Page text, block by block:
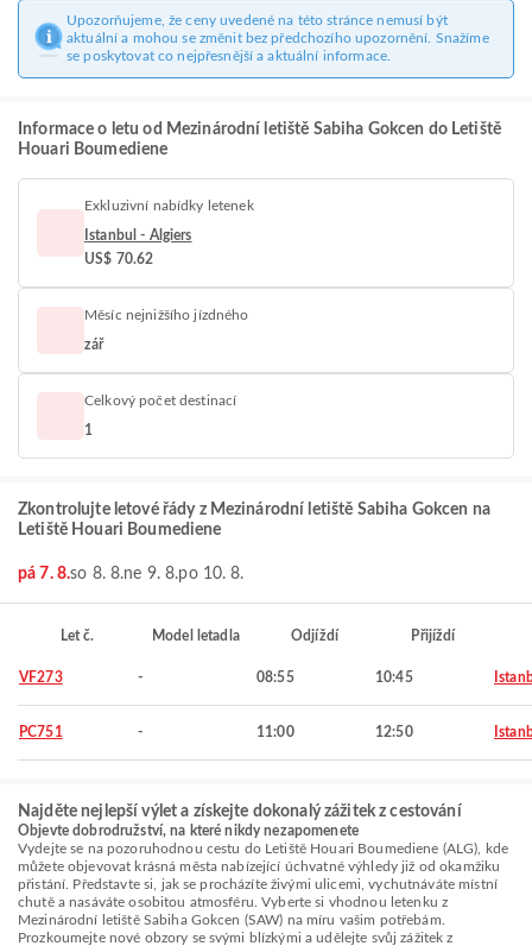
Upozorňujeme, že ceny uvedené na této stránce nemusí být
aktuální a mohou se změnit bez předchozího upozornění. Snažíme
se poskytovat co nejpřesnější a aktuální informace.
Informace o letu od Mezinárodní letiště Sabiha Gokcen do Letiště
Houari Boumediene
Exkluzivní nabídky letenek
Istanbul - Algiers
US$ 70.62
Měsíc nejnižšího jízdného
zář
Celkový počet destinací
1
Zkontrolujte letové řády z Mezinárodní letiště Sabiha Gokcen na
Letiště Houari Boumediene
pá 7. 8.so 8. 8.ne 9. 8.po 10. 8.
Let č. Model letadla Odjíždí Přijíždí
VF273 - 08:55 10:45
PC751 - 11:00 12:50
Najděte nejlepší výlet a získejte dokonalý zážitek z cestování
Objevte dobrodružství, na které nikdy nezapomenete
Vydejte se na pozoruhodnou cestu do Letiště Houari Boumediene (ALG), kde
můžete objevovat krásná města nabízející úchvatné výhledy již od okamžiku
přistání. Představte si, jak se procházíte živými ulicemi, vychutnáváte místní
chutě a nasáváte osobitou atmosféru. Vyberte si vhodnou letenku z
Mezinárodní letiště Sabiha Gokcen (SAW) na míru vašim potřebám.
Prozkoumejte nové obzory se svými blízkými a udělejte svůj zážitek z